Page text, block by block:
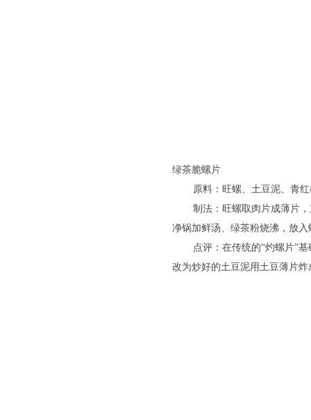
绿茶脆螺片
原料：旺螺、土豆泥、青
制法：旺螺取肉片成薄片
净锅加鲜汤、绿茶粉烧沸，放
点评：在传统的“灼螺片”
改为炒好的土豆泥用土豆薄片